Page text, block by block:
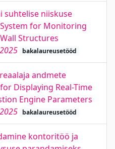
suhtelise niiskuse
for Monitoring
Structures
bakalaureusetööd
andmete
Displaying Real-Time
Engine Parameters
bakalaureusetööd
kontoritöö ja